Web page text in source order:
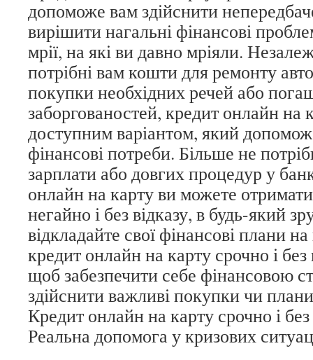
допоможе вам здійснити
вирішити нагальні фінансові
мрії, на які ви давно мріяли.
потрібні вам кошти для ремонту
покупки необхідних речей або
заборгованостей, кредит онлайн на
доступним варіантом, який
фінансові потреби. Більше не
зарплати або довгих процедур у
онлайн на карту ви можете
негайно і без відказу, в будь-який
відкладайте свої фінансові плани
кредит онлайн на карту срочно і без
щоб забезпечити себе фінансовою
здійснити важливі покупки чи
Кредит онлайн на карту срочно і без
Реальна допомога у кризових